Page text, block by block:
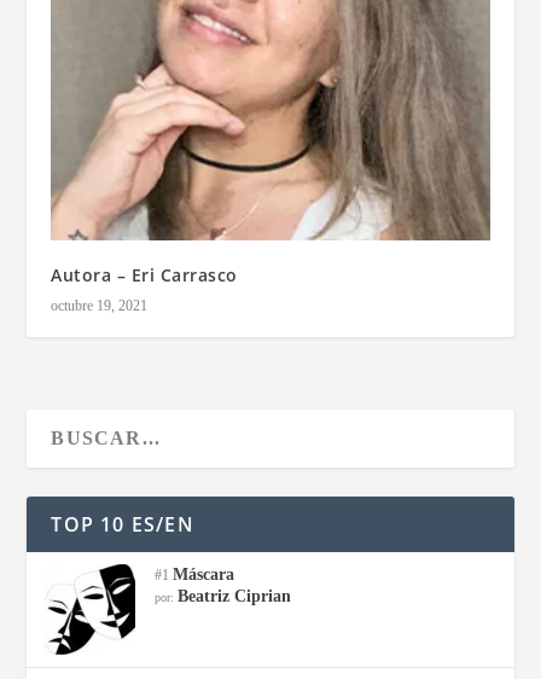
Autora – Eri Carrasco
octubre 19, 2021
TOP 10 ES/EN
#1Máscara
por: Beatriz Ciprian